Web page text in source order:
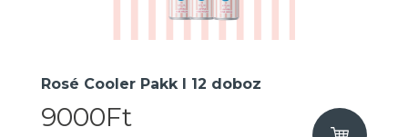
Rosé Cooler Pakk I 12 doboz
9000Ft